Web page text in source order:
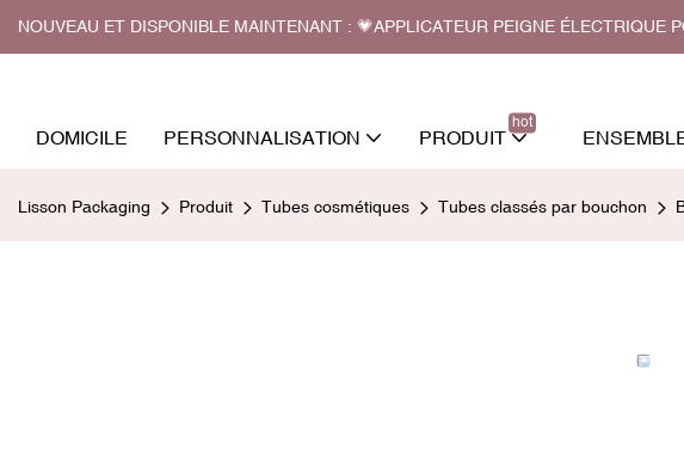
NOUVEAU ET DISPONIBLE MAINTENANT : 💗APPLICATEUR PEIGNE ÉLECTRIQUE
DOMICILE PERSONNALISATION PRODUIT
hot
Lisson Packaging Produit Tubes cosmétiques Tubes classés par bouchon